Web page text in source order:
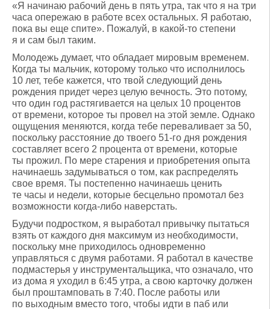
«Я начинаю рабочий день в пять утра, так что я на три
часа опережаю в работе всех остальных. Я работаю,
пока вы еще спите». Пожалуй, в какой-то степени
я и сам был таким.
Молодежь думает, что обладает мировым временем.
Когда ты мальчик, которому только что исполнилось
10 лет, тебе кажется, что твой следующий день
рождения придет через целую вечность. Это потому,
что один год растягивается на целых 10 процентов
от времени, которое ты провел на этой земле. Однако
ощущения меняются, когда тебе переваливает за 50,
поскольку расстояние до твоего 51-го дня рождения
составляет всего 2 процента от времени, которые
ты прожил. По мере старения и приобретения опыта
начинаешь задумываться о том, как распределять
свое время. Ты постепенно начинаешь ценить
те часы и недели, которые бесцельно промотал без
возможности когда-либо наверстать.
Будучи подростком, я выработал привычку пытаться
взять от каждого дня максимум из необходимости,
поскольку мне приходилось одновременно
управляться с двумя работами. Я работал в качестве
подмастерья у инструментальщика, что означало, что
из дома я уходил в 6:45 утра, а свою карточку должен
был проштамповать в 7:40. После работы или
по выходным вместо того, чтобы идти в паб или